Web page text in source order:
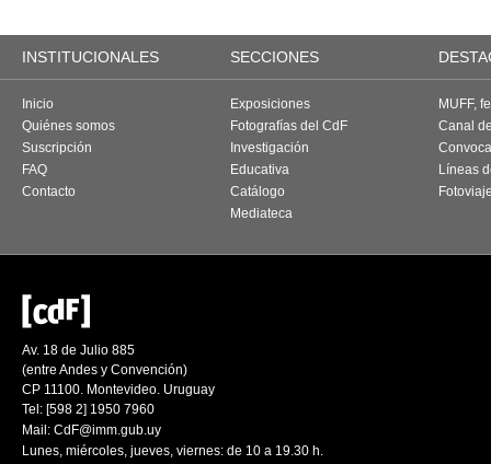
INSTITUCIONALES SECCIONES
Inicio
Quiénes somos
Suscripción
FAQ
Contacto
Exposiciones
Fotografías del CdF
Investigación
Educativa
Catálogo
Mediateca
MUFF,
Canal
Líneas
Av. 18 de Julio 885
(entre Andes y Convención)
CP 11100. Montevideo. Uruguay
Tel: [598 2] 1950 7960
Mail: CdF@imm.gub.uy
Lunes, miércoles, jueves, viernes: de 10 a 19.30 h.